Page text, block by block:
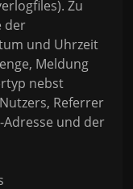
Zu
der
und Uhrzeit
Meldung
nebst
Referrer
Adresse und der